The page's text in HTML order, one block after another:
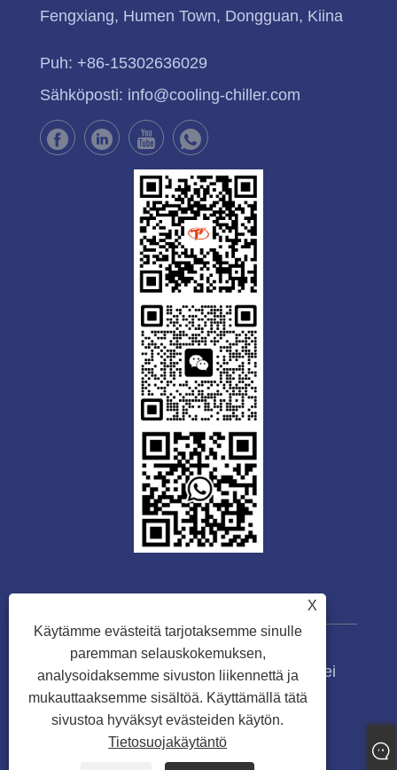
Fengxiang, Humen Town, Dongguan, Kiina
Puh: +86-15302636029
Sähköposti: info@cooling-chiller.com
Copyright © 2023 Guangdong Tongwei
Machinery Co., Ltd. Kaikki oikeudet
pidätetään.
Links
Sitemap RSS
X
Käytämme evästeitä tarjotaksemme sinulle
paremman selauskokemuksen,
analysoidaksemme sivuston liikennettä ja
mukauttaaksemme sisältöä. Käyttämällä tätä
sivustoa hyväksyt evästeiden käytön.
Tietosuojakäytäntö